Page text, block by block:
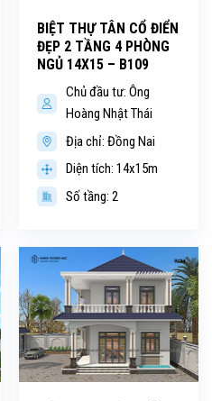
BIỆT THỰ TÂN CỔ ĐIỂN
ĐẸP 2 TẦNG 4 PHÒNG
NGỦ 14X15 – B109
Chủ đầu tư: Ông
Hoàng Nhật Thái
Địa chỉ: Đồng Nai
Diện tích: 14x15m
Số tầng: 2